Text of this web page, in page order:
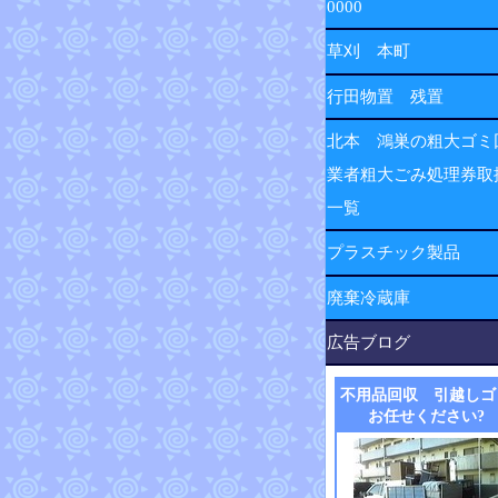
0000
草刈 本町
行田物置 残置
北本 鴻巣の粗大ゴミ
業者粗大ごみ処理券取
一覧
プラスチック製品
廃棄冷蔵庫
広告ブログ
不用品回収 引越しゴ
お任せください?